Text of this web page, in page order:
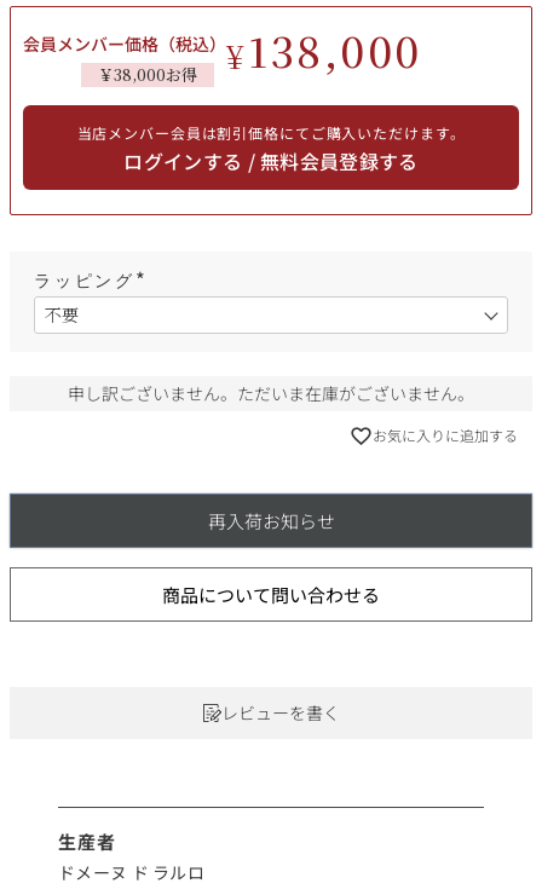
オーパス・ワン
スクリーミング・
イーグル
会員メンバー価格（税込）
￥38,000お得 ¥138,000
当店メンバー会員は割引価格にてご購入いただけます。
ログインする / 無料会員登録する
ラッピング
(
須
申し訳ございません。ただいま在庫がございません。
お気に入りに追加する
再入荷お知らせ
商品について問い合わせる
レビューを書く
生産者
ドメーヌ ド ラルロ